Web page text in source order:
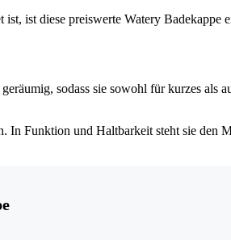
ist diese preiswerte Watery Badekappe
sodass sie sowohl für kurzes als
In Funktion und Haltbarkeit steht sie den